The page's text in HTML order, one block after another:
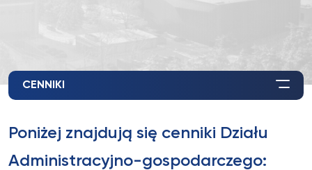
CENNIKI
Poniżej znajdują się cenniki Działu
Administracyjno-gospodarczego: